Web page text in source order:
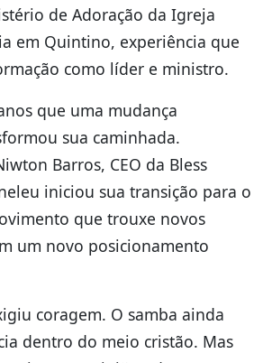
de Adoração da Igreja
em Quintino, experiência que
como líder e ministro.
que uma mudança
sua caminhada.
Barros, CEO da Bless
iniciou sua transição para o
que trouxe novos
um novo posicionamento
coragem. O samba ainda
dentro do meio cristão. Mas